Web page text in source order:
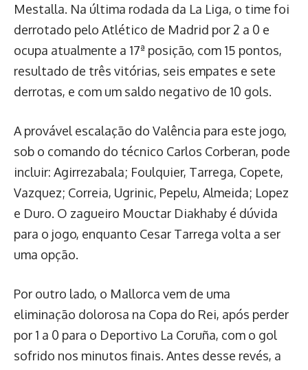
Mestalla. Na última rodada da La Liga, o time foi
derrotado pelo Atlético de Madrid por 2 a 0 e
ocupa atualmente a 17ª posição, com 15 pontos,
resultado de três vitórias, seis empates e sete
derrotas, e com um saldo negativo de 10 gols.
A provável escalação do Valência para este jogo,
sob o comando do técnico Carlos Corberan, pode
incluir: Agirrezabala; Foulquier, Tarrega, Copete,
Vazquez; Correia, Ugrinic, Pepelu, Almeida; Lopez
e Duro. O zagueiro Mouctar Diakhaby é dúvida
para o jogo, enquanto Cesar Tarrega volta a ser
uma opção.
Por outro lado, o Mallorca vem de uma
eliminação dolorosa na Copa do Rei, após perder
por 1 a 0 para o Deportivo La Coruña, com o gol
sofrido nos minutos finais. Antes desse revés, a